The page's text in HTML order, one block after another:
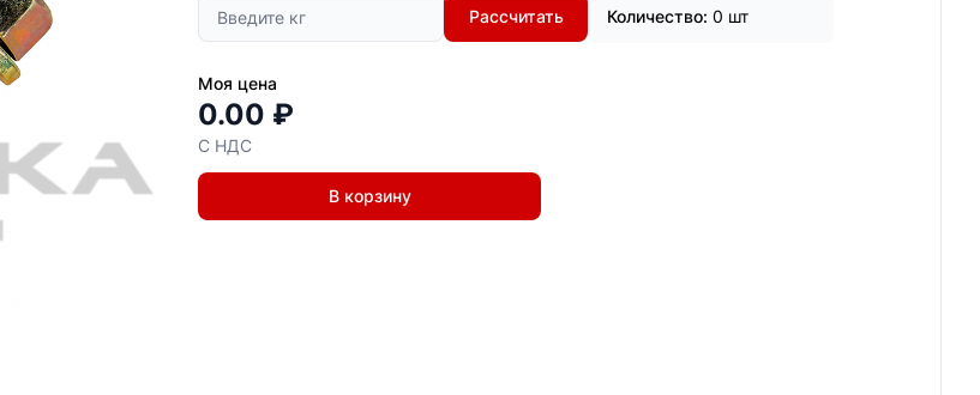
Рассчитать Количество: 0 шт
Моя цена
0.00 ₽
С НДС
В корзину